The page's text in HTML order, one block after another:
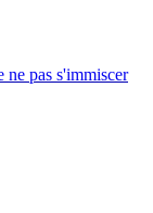
pas s'immiscer